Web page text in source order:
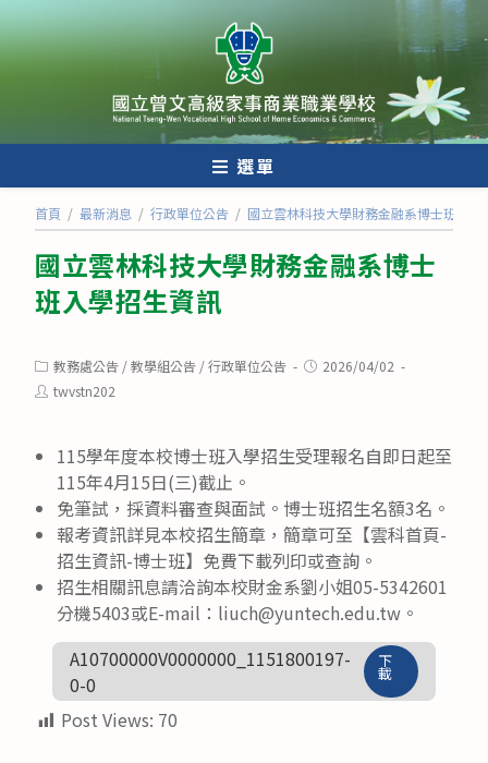
跳
轉
至
內
選單
首頁 / 最新消息 / 行政單位公告 / 國立雲林科技大學財務金融系博士班入學
國立雲林科技大學財務金融系博士
班入學招生資訊
Post
category:
教務處公告 /教學組公告 /行政單位公告
Post2026/04/02
Posttwvstn202
115學年度本校博士班入學招生受理報名自即日起至
115年4月15日(三)截止。
免筆試，採資料審查與面試。博士班招生名額3名。
報考資訊詳見本校招生簡章，簡章可至【雲科首頁-
招生資訊-博士班】免費下載列印或查詢。
招生相關訊息請洽詢本校財金系劉小姐05-5342601
分機5403或E-mail：liuch@yuntech.edu.tw。
A10700000V0000000_1151800197-
0-0
下
載
Post Views: 70